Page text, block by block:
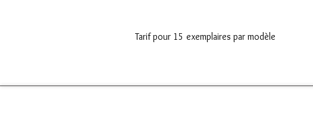
Tarif pour 15 exemplaires par modèle